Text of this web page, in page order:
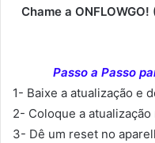
Chame a
Passo a Passo
1- Baixe a atualização e
2- Coloque a
3- Dê um reset no